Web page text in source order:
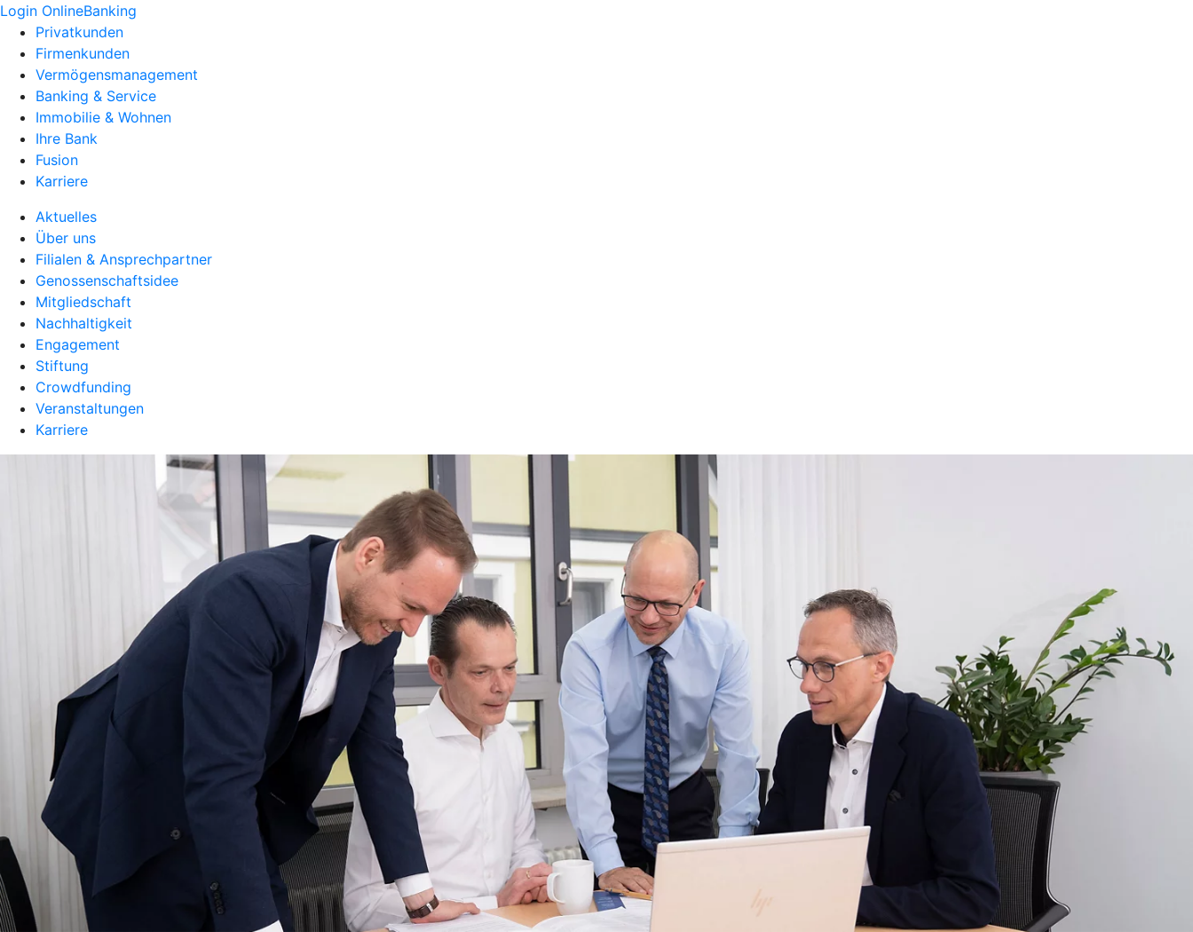
Login OnlineBanking
Privatkunden
Firmenkunden
Vermögensmanagement
Banking & Service
Immobilie & Wohnen
Ihre Bank
Fusion
Karriere
Aktuelles
Über uns
Filialen & Ansprechpartner
Genossenschaftsidee
Mitgliedschaft
Nachhaltigkeit
Engagement
Stiftung
Crowdfunding
Veranstaltungen
Karriere